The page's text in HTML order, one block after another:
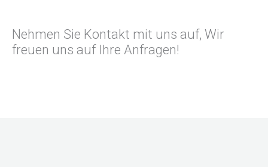
Nehmen Sie Kontakt mit uns auf, Wir
freuen uns auf Ihre Anfragen!